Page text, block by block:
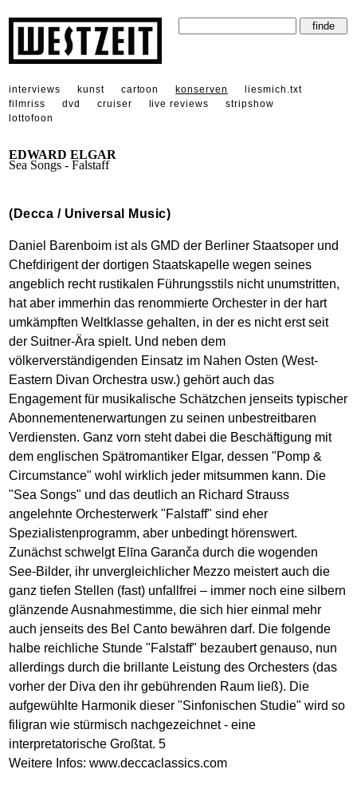
interviews kunst cartoon konserven
liesmich.txt
filmriss
dvd cruiser live reviews
stripshow
lottofoon
EDWARD ELGAR
Sea Songs - Falstaff
(Decca / Universal Music)
Daniel Barenboim ist als GMD der Berliner Staatsoper und
Chefdirigent der dortigen Staatskapelle wegen seines
angeblich recht rustikalen Führungsstils nicht unumstritten,
hat aber immerhin das renommierte Orchester in der hart
umkämpften Weltklasse gehalten, in der es nicht erst seit
der Suitner-Ära spielt. Und neben dem
völkerverständigenden Einsatz im Nahen Osten (West-
Eastern Divan Orchestra usw.) gehört auch das
Engagement für musikalische Schätzchen jenseits typischer
Abonnementenerwartungen zu seinen unbestreitbaren
Verdiensten. Ganz vorn steht dabei die Beschäftigung mit
dem englischen Spätromantiker Elgar, dessen "Pomp &
Circumstance" wohl wirklich jeder mitsummen kann. Die
"Sea Songs" und das deutlich an Richard Strauss
angelehnte Orchesterwerk "Falstaff" sind eher
Spezialistenprogramm, aber unbedingt hörenswert.
Zunächst schwelgt Elīna Garanča durch die wogenden
See-Bilder, ihr unvergleichlicher Mezzo meistert auch die
ganz tiefen Stellen (fast) unfallfrei – immer noch eine silbern
glänzende Ausnahmestimme, die sich hier einmal mehr
auch jenseits des Bel Canto bewähren darf. Die folgende
halbe reichliche Stunde "Falstaff" bezaubert genauso, nun
allerdings durch die brillante Leistung des Orchesters (das
vorher der Diva den ihr gebührenden Raum ließ). Die
aufgewühlte Harmonik dieser "Sinfonischen Studie" wird so
filigran wie stürmisch nachgezeichnet - eine
interpretatorische Großtat. 5
Weitere Infos:www.deccaclassics.com